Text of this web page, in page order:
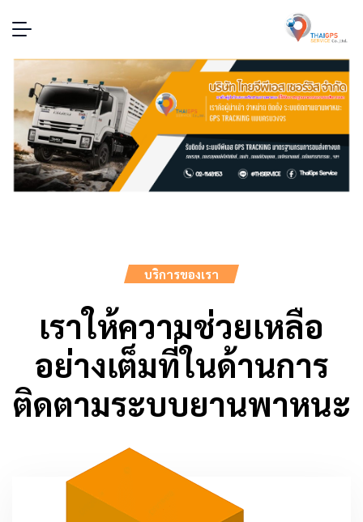
บริการของเรา
เราให้ความช่วยเหลือ
อย่างเต็มที่ในด้านการ
ติดตามระบบยานพาหนะ